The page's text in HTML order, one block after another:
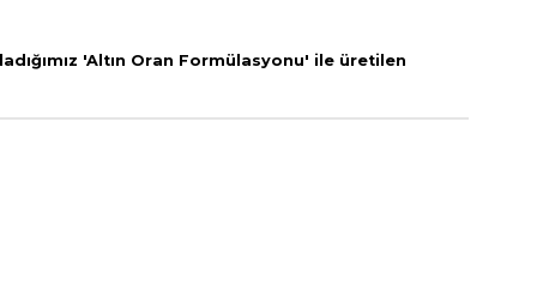
'Altın Oran Formülasyonu' ile üretilen